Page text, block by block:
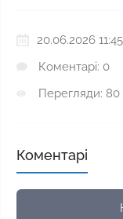
20.06.2026
Коментарі: 0
Перегляди: 80
Коментарі